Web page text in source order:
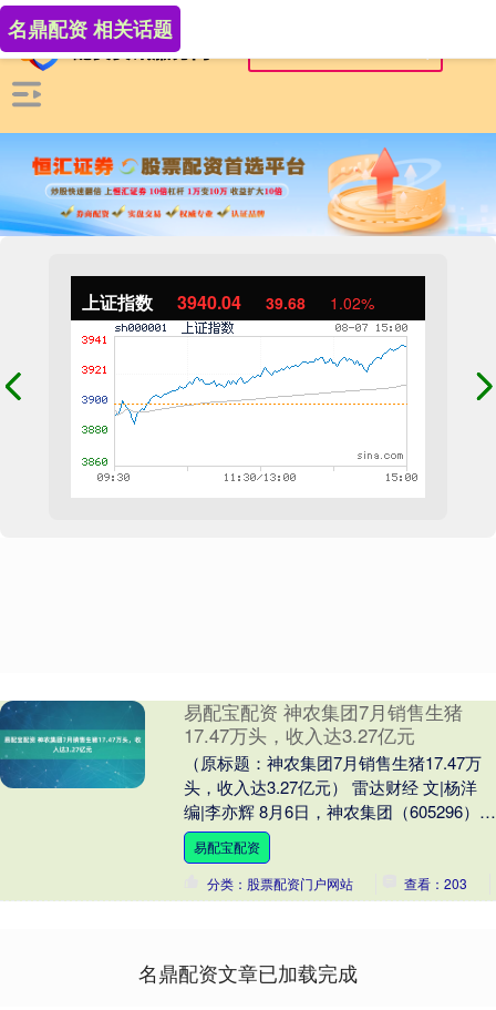
上证指数 3940.04 39.68 1.02%
名鼎配资 相关话题
易配宝配资 神农集团7月销售生猪
17.47万头，收入达3.27亿元
（原标题：神农集团7月销售生猪17.47万
头，收入达3.27亿元） 雷达财经 文|杨洋
编|李亦辉 8月6日，神农集团（605296）发
布了2025年7月养殖业....
易配宝配资
分类：股票配资门户网站
查看：203
名鼎配资文章已加载完成